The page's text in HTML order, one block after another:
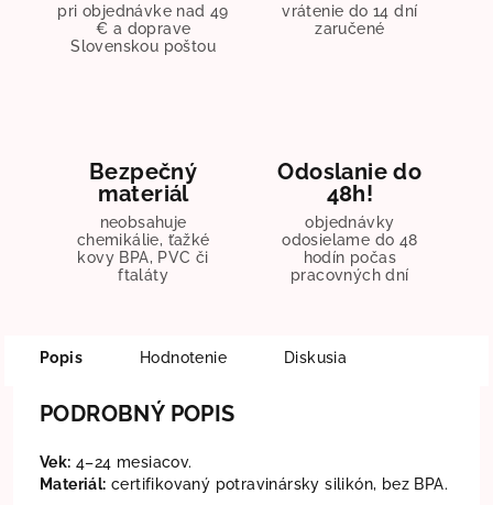
pri objednávke nad 49
€ a doprave
Slovenskou poštou
vrátenie do 14 dní
zaručené
Bezpečný
materiál
neobsahuje
chemikálie, ťažké
kovy BPA, PVC či
ftaláty
Odoslanie do
48h!
objednávky
odosielame do 48
hodín počas
pracovných dní
Popis Hodnotenie Diskusia
PODROBNÝ POPIS
Vek: 4–24 mesiacov.
Materiál: certifikovaný potravinársky silikón, bez BPA.